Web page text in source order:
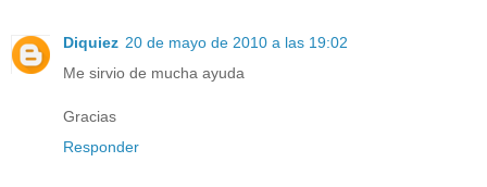
Diquiez 20 de mayo de 2010 a las 19:02
Me sirvio de mucha ayuda
Gracias
Responder